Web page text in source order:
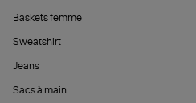
Baskets femme
Sweatshirt
Jeans
Sacs à main